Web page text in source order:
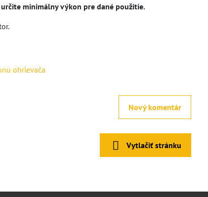
minimálny výkon pre dané použitie.
Nový komentár
Vytlačiť stránku